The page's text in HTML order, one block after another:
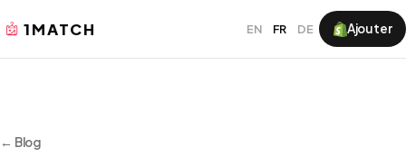
1MATCH EN FR DE Ajouter
← Blog